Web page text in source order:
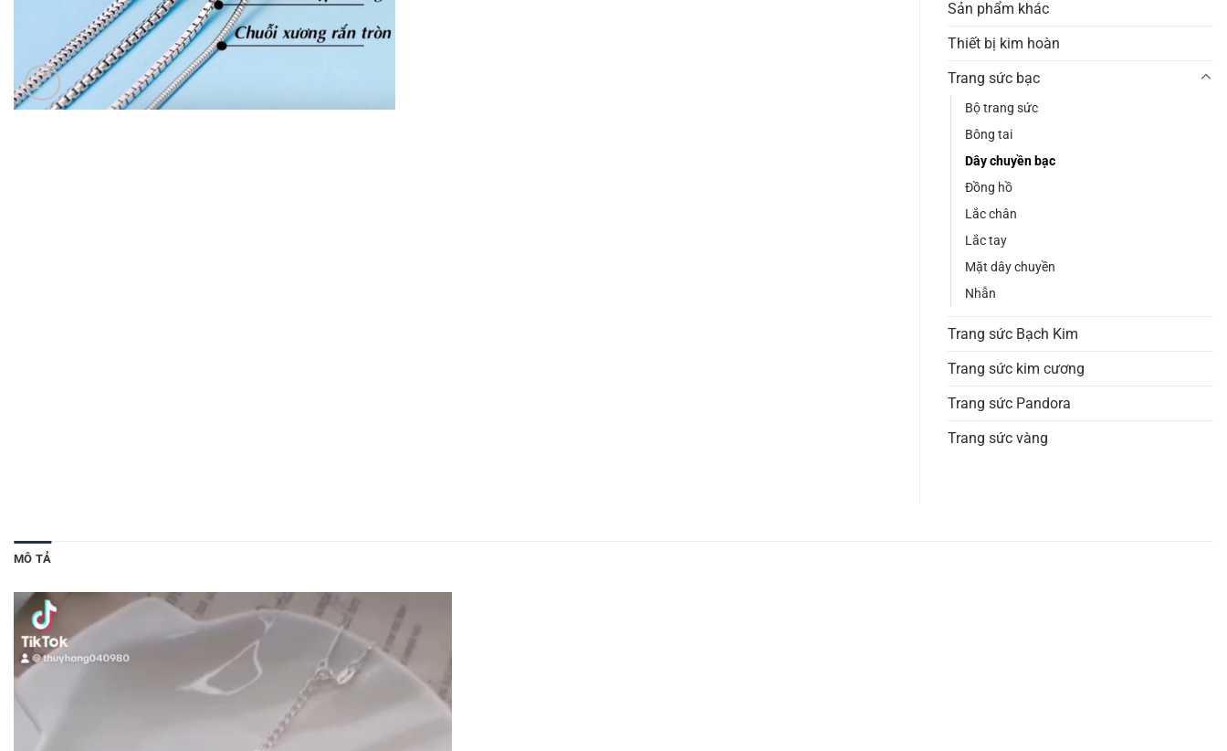
Sản phẩm khác
Thiết bị kim hoàn
Trang sức bạc
Bộ trang sức
Bông tai
Dây chuyền bạc
Đồng hồ
Lắc chân
Lắc tay
Mặt dây chuyền
Nhẫn
Trang sức Bạch Kim
Trang sức kim cương
Trang sức Pandora
Trang sức vàng
MÔ TẢ
Trình
chơi
Video